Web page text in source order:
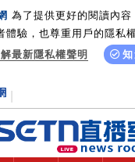
為了提供更好的閱讀內
體驗，也尊重用戶的隱私
最新隱私權聲明